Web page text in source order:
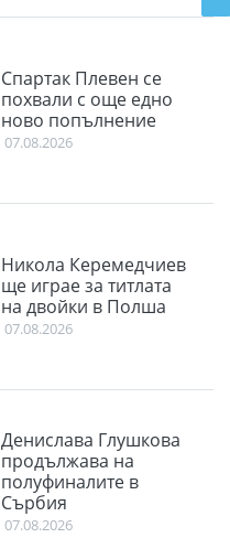
Спартак Плевен се
похвали с още едно
ново попълнение
07.08.2026
Никола Керемедчиев
ще играе за титлата
на двойки в Полша
07.08.2026
Денислава Глушкова
продължава на
полуфиналите в
Сърбия
07.08.2026